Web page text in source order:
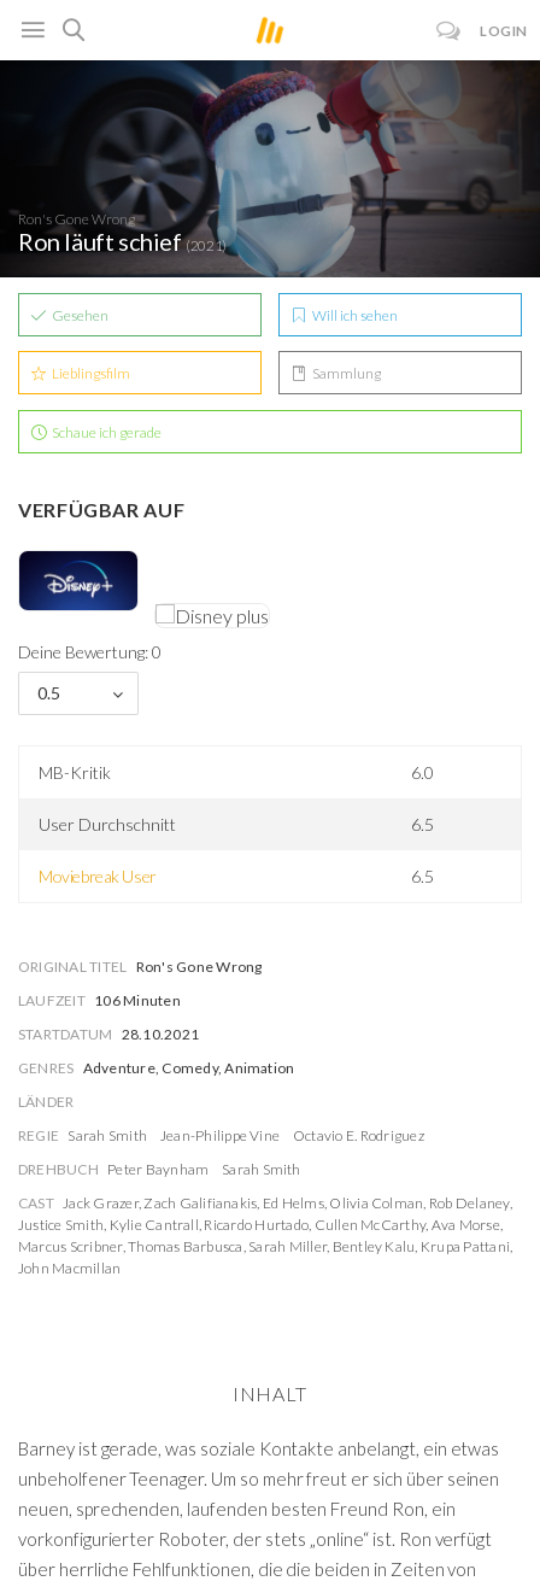
LOGIN
Ron's Gone Wrong
Ron läuft schief(2021)
Gesehen Will ich sehen
Lieblingsfilm Sammlung
Schaue ich gerade
VERFÜGBAR AUF
Deine Bewertung: 0
0.5
MB-Kritik 6.0
User Durchschnitt 6.5
Moviebreak User 6.5
ORIGINAL TITEL Ron's Gone Wrong
LAUFZEIT 106 Minuten
STARTDATUM 28.10.2021
GENRES Adventure, Comedy, Animation
LÄNDER
REGIE Sarah Smith Jean-Philippe Vine
Octavio E. Rodriguez
DREHBUCH Peter Baynham
Sarah Smith
CAST Jack Grazer,Zach Galifianakis, Ed Helms, Olivia Colman, Rob Delaney,
Justice Smith, Kylie Cantrall, Ricardo Hurtado, Cullen McCarthy, Ava Morse,
Marcus Scribner,Thomas Barbusca, Sarah Miller, Bentley Kalu, Krupa Pattani,
John Macmillan
INHALT
Barney ist gerade, was soziale Kontakte anbelangt, ein etwas
unbeholfener Teenager. Um so mehr freut er sich über seinen
neuen, sprechenden, laufenden besten Freund Ron, ein
vorkonfigurierter Roboter, der stets „online“ ist. Ron verfügt
über herrliche Fehlfunktionen, die die beiden in Zeiten von